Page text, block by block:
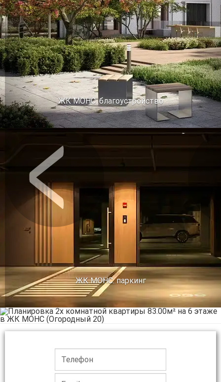
ЖК МОНС. благоустройство
ЖК МОНС. паркинг
Предыдущее